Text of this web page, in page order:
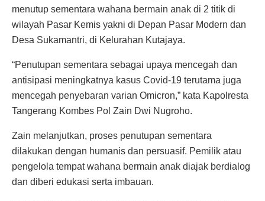
menutup sementara wahana bermain anak di 2 titik di
wilayah Pasar Kemis yakni di Depan Pasar Modern dan
Desa Sukamantri, di Kelurahan Kutajaya.
“Penutupan sementara sebagai upaya mencegah dan
antisipasi meningkatnya kasus Covid-19 terutama juga
mencegah penyebaran varian Omicron,” kata Kapolresta
Tangerang Kombes Pol Zain Dwi Nugroho.
Zain melanjutkan, proses penutupan sementara
dilakukan dengan humanis dan persuasif. Pemilik atau
pengelola tempat wahana bermain anak diajak berdialog
dan diberi edukasi serta imbauan.